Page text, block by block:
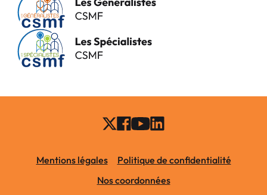
Mentions légales
Politique de confidentialité
Nos coordonnées